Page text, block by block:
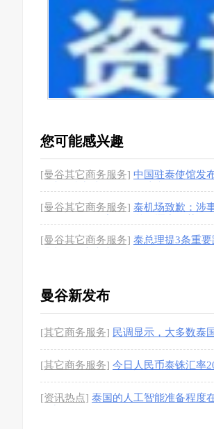
您可能感兴趣
[曼谷其它商务服务] 中国驻泰使馆发
[曼谷其它商务服务] 泰机场致歉：涉
[曼谷其它商务服务] 泰总理提3条重
曼谷新发布
[其它商务服务] 民调显示，大多数泰
[其它商务服务] 今日人民币泰铢汇率
[资讯热点] 泰国的人工智能准备程度